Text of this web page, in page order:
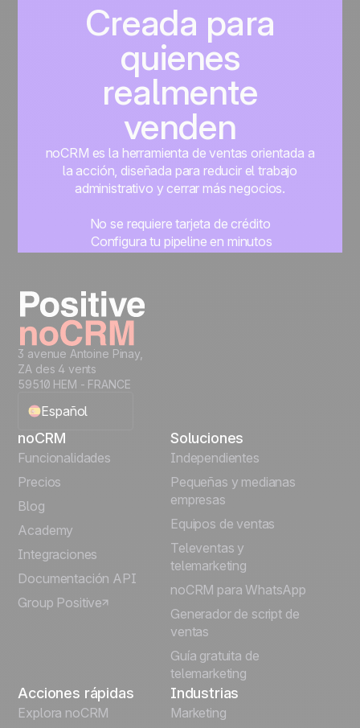
Creada para
quienes
realmente
venden
noCRM es la herramienta de ventas orientada a
la acción, diseñada para reducir el trabajo
administrativo y cerrar más negocios.
No se requiere tarjeta de crédito
Configura tu pipeline en minutos
3 avenue Antoine Pinay,
ZA des 4 vents
59510 HEM - FRANCE
Español
English
Português
Italiano
Deutsch
noCRM
Funcionalidades
Precios
Blog
Academy
Integraciones
Documentación API
Group Positive
Soluciones
Independientes
Pequeñas y medianas
empresas
Equipos de ventas
Televentas y
telemarketing
noCRM para WhatsApp
Generador de script de
ventas
Guía gratuita de
telemarketing
Acciones rápidas
Explora noCRM
Industrias
Marketing